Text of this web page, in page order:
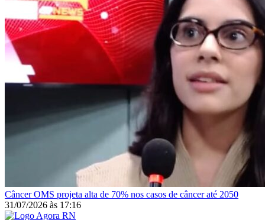
CâncerOMS projeta alta de 70% nos casos de câncer até 2050
31/07/2026 às 17:16